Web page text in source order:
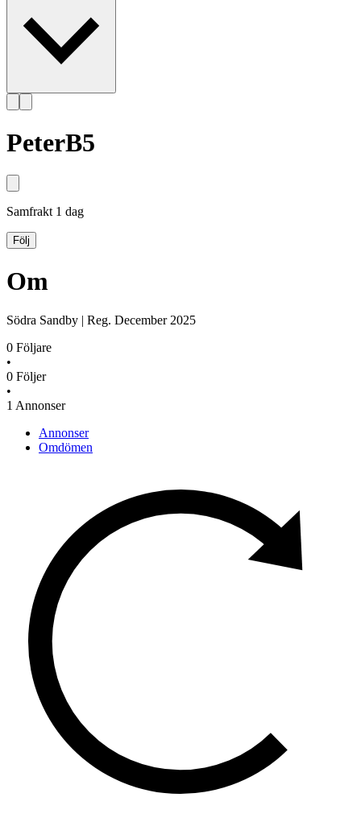
PeterB5
Samfrakt 1 dag
Följ
Om
Södra Sandby | Reg. December 2025
0 Följare
•
0 Följer
•
1 Annonser
Annonser
Omdömen